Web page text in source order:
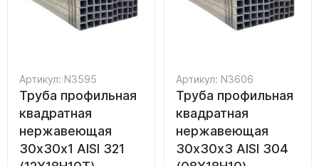
Артикул: N3595
Труба профильная
квадратная
нержавеющая
30х30х1 AISI 321
Артикул: N3606
Труба профильная
квадратная
нержавеющая
30х30х3 AISI 304